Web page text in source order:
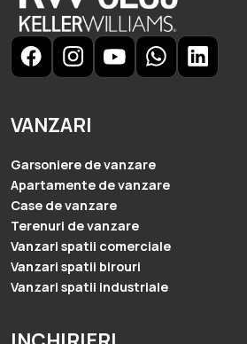
VANZARI
Garsoniere de vanzare
Apartamente de vanzare
Case de vanzare
Terenuri de vanzare
Vanzari spatii comerciale
Vanzari spatii birouri
Vanzari spatii industriale